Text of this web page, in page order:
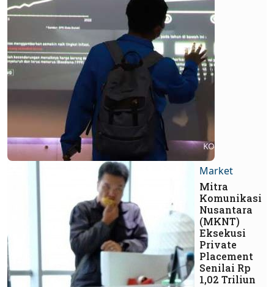
Market
Mitra
Komunikasi
Nusantara
(MKNT)
Eksekusi
Private
Placement
Senilai Rp
1,02 Triliun